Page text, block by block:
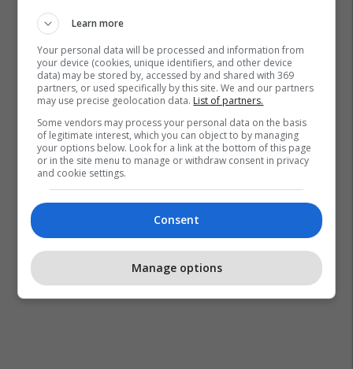
Learn more
Your personal data will be processed and information from
your device (cookies, unique identifiers, and other device
data) may be stored by, accessed by and shared with 369
partners, or used specifically by this site. We and our partners
may use precise geolocation data. List of partners.
Some vendors may process your personal data on the basis
of legitimate interest, which you can object to by managing
your options below. Look for a link at the bottom of this page
or in the site menu to manage or withdraw consent in privacy
and cookie settings.
Consent
Manage options